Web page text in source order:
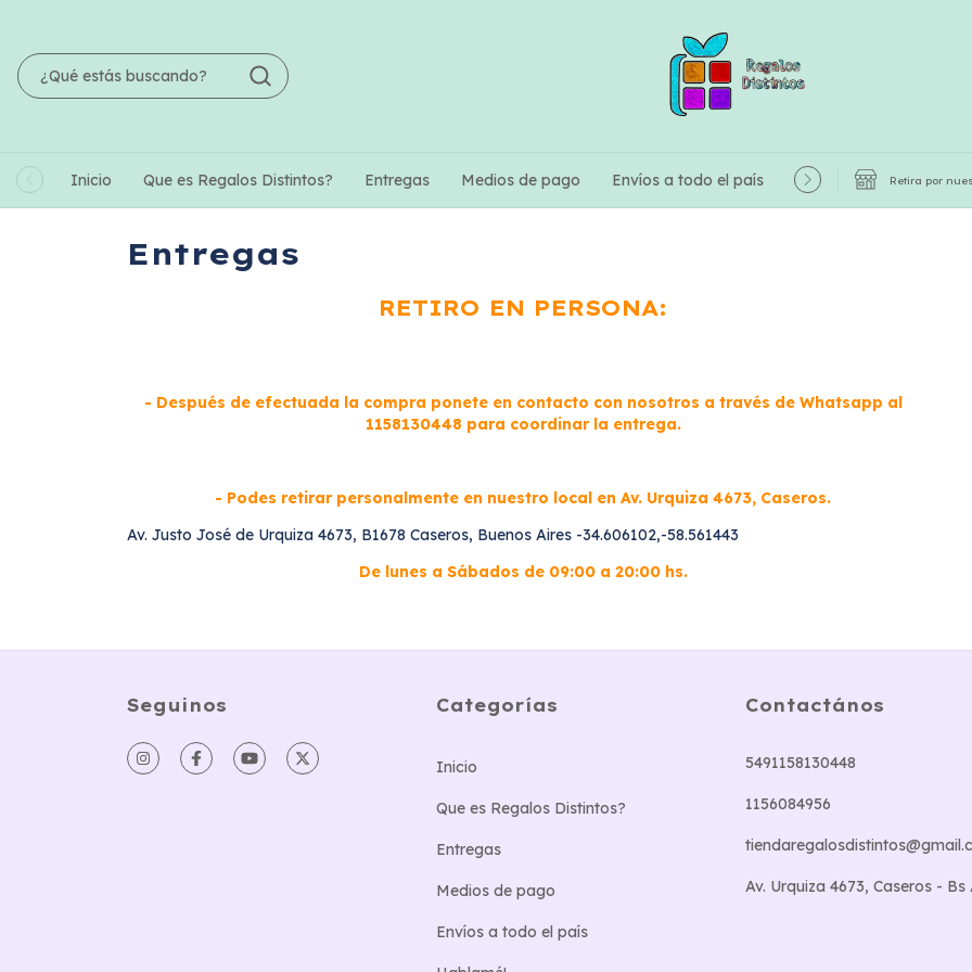
Inicio Que es Regalos Distintos? Entregas Medios de pago Envíos a todo el país Hablamé! Ayuda!
Retira por
Entregas
RETIRO EN PERSONA:
- Después de efectuada la compra ponete en contacto con nosotros a través de Whatsapp al
1158130448 para coordinar la entrega.
- Podes retirar personalmente en nuestro local en Av. Urquiza 4673, Caseros.
Av. Justo José de Urquiza 4673, B1678 Caseros, Buenos Aires -34.606102,-58.561443
De lunes a Sábados de 09:00 a 20:00 hs.
Seguinos Categorías
Inicio
Que es Regalos Distintos?
Entregas
Medios de pago
Envíos a todo el país
Contactános
5491158130448
1156084956
Av. Urquiza 4673, Caseros - Bs